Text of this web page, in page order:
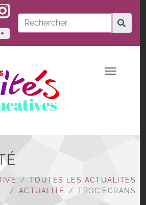
INSTAGRAM
TOUTES LES ACTUALITÉS
ACTUALITÉ
TROC’ÉCRANS